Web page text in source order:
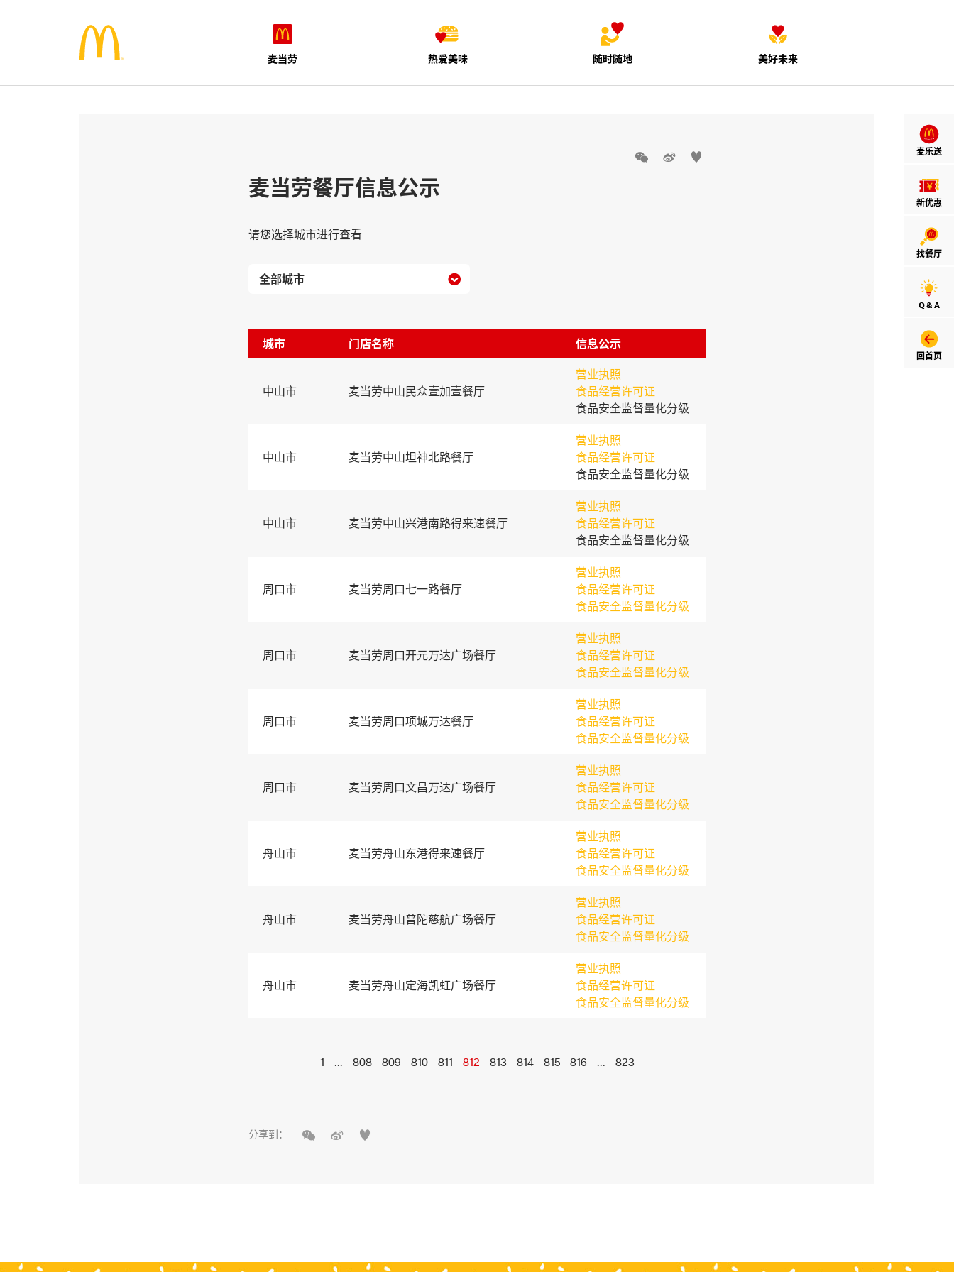
麦当劳 热爱美味 随时随地 美好未来
麦乐送
新优惠
找餐厅
Q & A
回首页
  
麦当劳餐厅信息公示
请您选择城市进行查看

城市 门店名称 信息公示
中山市 麦当劳中山民众壹加壹餐厅
营业执照
食品经营许可证
食品安全监督量化分级
中山市 麦当劳中山坦神北路餐厅
营业执照
食品经营许可证
食品安全监督量化分级
中山市 麦当劳中山兴港南路得来速餐厅
营业执照
食品经营许可证
食品安全监督量化分级
周口市 麦当劳周口七一路餐厅
营业执照
食品经营许可证
食品安全监督量化分级
周口市 麦当劳周口开元万达广场餐厅
营业执照
食品经营许可证
食品安全监督量化分级
周口市 麦当劳周口项城万达餐厅
营业执照
食品经营许可证
食品安全监督量化分级
周口市 麦当劳周口文昌万达广场餐厅
营业执照
食品经营许可证
食品安全监督量化分级
舟山市 麦当劳舟山东港得来速餐厅
营业执照
食品经营许可证
食品安全监督量化分级
舟山市 麦当劳舟山普陀慈航广场餐厅
营业执照
食品经营许可证
食品安全监督量化分级
舟山市 麦当劳舟山定海凯虹广场餐厅
营业执照
食品经营许可证
食品安全监督量化分级
1 ... 808 809 810 811 812 813 814 815 816 ... 823
分享到：   